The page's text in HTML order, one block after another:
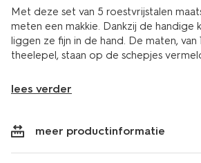
Met deze set van 5 roestvrijstalen
meten een makkie. Dankzij de handige
liggen ze fijn in de hand. De maten, van
theelepel, staan op de schepjes
lees verder
meer productinformatie